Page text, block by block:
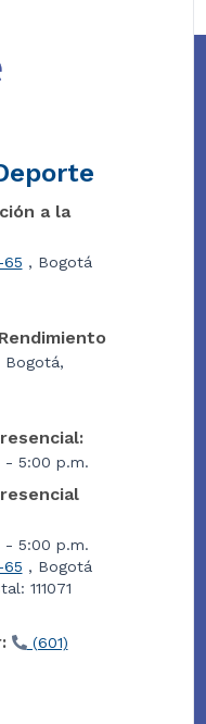
a la
65 , Bogotá
Bogotá,
- 5:00 p.m.
- 5:00 p.m.
65 , Bogotá
111071
(601)